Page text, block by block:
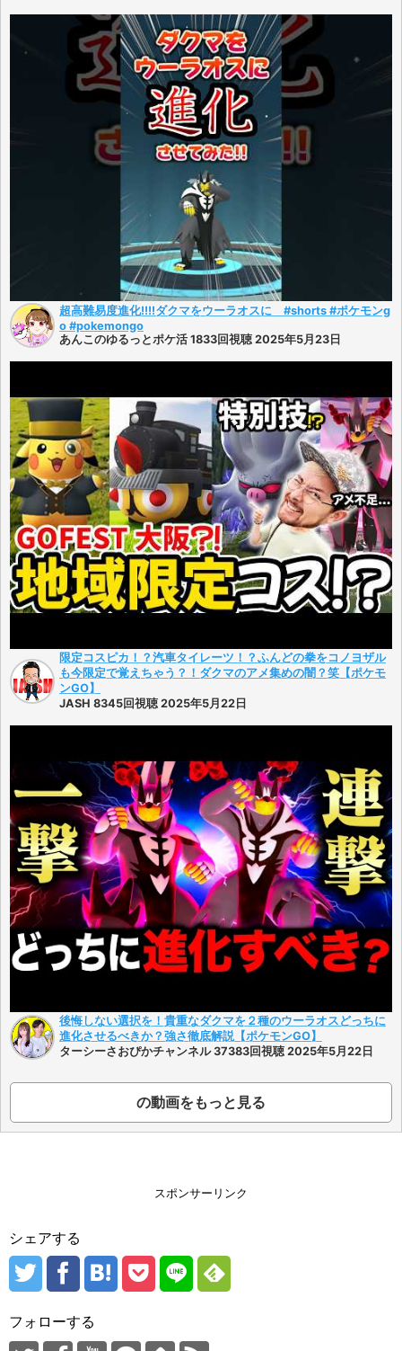
超高難易度進化!!!!ダクマをウーラオスに #shorts #ポケモンg
o #pokemongo
あんこのゆるっとポケ活 1833回視聴 2025年5月23日
限定コスピカ！？汽車タイレーツ！？ふんどの拳をコノヨザル
も今限定で覚えちゃう？！ダクマのアメ集めの闇？笑【ポケモ
ンGO】
JASH 8345回視聴 2025年5月22日
後悔しない選択を！貴重なダクマを２種のウーラオスどっちに
進化させるべきか？強さ徹底解説【ポケモンGO】
ターシーさおぴかチャンネル 37383回視聴 2025年5月22日
の動画をもっと見る
スポンサーリンク
シェアする
フォローする